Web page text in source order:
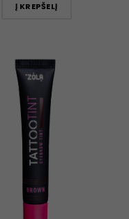
Į KREPŠELĮ